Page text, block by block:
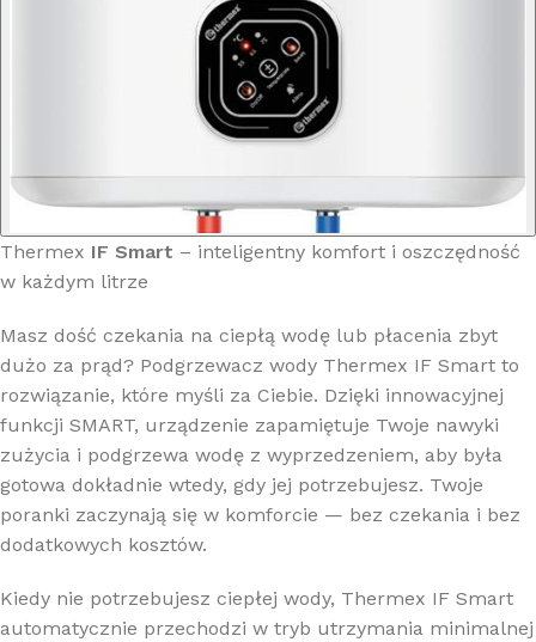
Thermex IF Smart – inteligentny komfort i oszczędność
w każdym litrze
Masz dość czekania na ciepłą wodę lub płacenia zbyt
dużo za prąd? Podgrzewacz wody Thermex IF Smart to
rozwiązanie, które myśli za Ciebie. Dzięki innowacyjnej
funkcji SMART, urządzenie zapamiętuje Twoje nawyki
zużycia i podgrzewa wodę z wyprzedzeniem, aby była
gotowa dokładnie wtedy, gdy jej potrzebujesz. Twoje
poranki zaczynają się w komforcie — bez czekania i bez
dodatkowych kosztów.
Kiedy nie potrzebujesz ciepłej wody, Thermex IF Smart
automatycznie przechodzi w tryb utrzymania minimalnej